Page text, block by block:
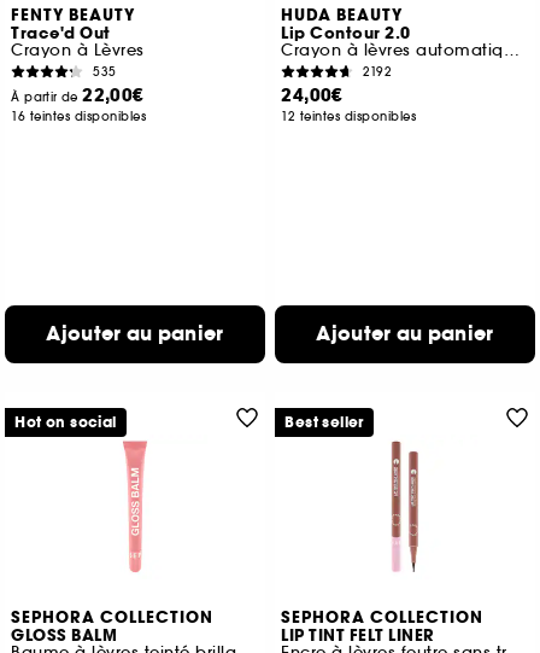
FENTY BEAUTY
Trace'd Out
Crayon à Lèvres
535
À partir de22,00€
16 teintes disponibles
Ajouter au panier
HUDA BEAUTY
Lip Contour 2.0
Crayon à lèvres automatique mat
2192
24,00€
12 teintes disponibles
Ajouter au panier
SEPHORA COLLECTION
GLOSS BALM
Hot on social
SEPHORA COLLECTION
LIP TINT FELT LINER
Best seller